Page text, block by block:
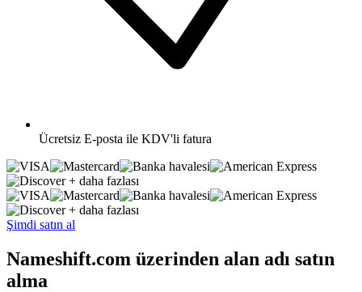
Ücretsiz E-posta ile KDV'li fatura
+ daha fazlası
+ daha fazlası
Şimdi satın al
Nameshift.com üzerinden alan adı satın
alma